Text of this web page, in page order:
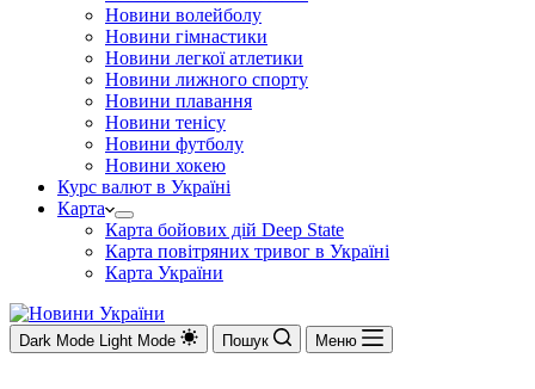
Новини волейболу
Новини гімнастики
Новини легкої атлетики
Новини лижного спорту
Новини плавання
Новини тенісу
Новини футболу
Новини хокею
Курс валют в Україні
Карта
Карта бойових дій Deep State
Карта повітряних тривог в Україні
Карта України
Dark Mode Light Mode Пошук Меню